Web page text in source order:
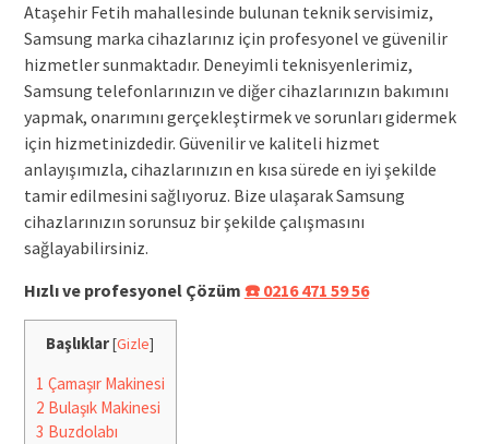
Ataşehir Fetih mahallesinde bulunan teknik servisimiz,
Samsung marka cihazlarınız için profesyonel ve güvenilir
hizmetler sunmaktadır. Deneyimli teknisyenlerimiz,
Samsung telefonlarınızın ve diğer cihazlarınızın bakımını
yapmak, onarımını gerçekleştirmek ve sorunları gidermek
için hizmetinizdedir. Güvenilir ve kaliteli hizmet
anlayışımızla, cihazlarınızın en kısa sürede en iyi şekilde
tamir edilmesini sağlıyoruz. Bize ulaşarak Samsung
cihazlarınızın sorunsuz bir şekilde çalışmasını
sağlayabilirsiniz.
Hızlı ve profesyonel Çözüm ☎️ 0216 471 59 56
Başlıklar[Gizle]
1 Çamaşır Makinesi
2 Bulaşık Makinesi
3 Buzdolabı